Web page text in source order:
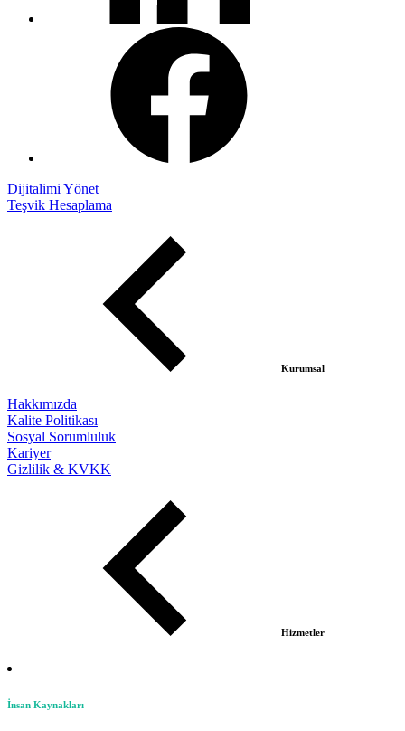
Dijitalimi Yönet
Teşvik Hesaplama
Kurumsal
Hakkımızda
Kalite Politikası
Sosyal Sorumluluk
Kariyer
Gizlilik & KVKK
Hizmetler
İnsan Kaynakları